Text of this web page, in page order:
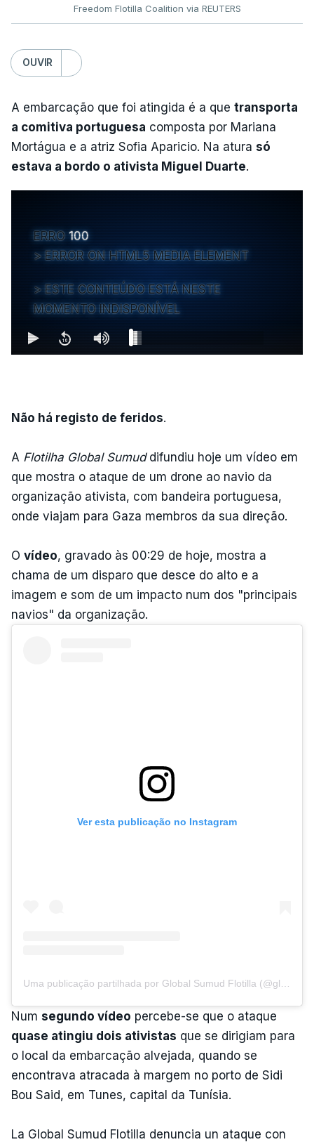
Freedom Flotilla Coalition via REUTERS
OUVIR
A embarcação que foi atingida é a que transporta
a comitiva portuguesa composta por Mariana
Mortágua e a atriz Sofia Aparicio. Na atura só
estava a bordo o ativista Miguel Duarte.
ERRO 100
ERROR ON HTML5 MEDIA ELEMENT
ESTE CONTEÚDO ESTÁ NESTE
MOMENTO INDISPONÍVEL
Não há registo de feridos.
A Flotilha Global Sumuddifundiu hoje um vídeo em
que mostra o ataque de um drone ao navio da
organização ativista, com bandeira portuguesa,
onde viajam para Gaza membros da sua direção.
O vídeo, gravado às 00:29 de hoje, mostra a
chama de um disparo que desce do alto e a
imagem e som de um impacto num dos "principais
navios" da organização.
Ver esta publicação no Instagram
Num segundo vídeo percebe-se que o ataque
quase atingiu dois ativistas que se dirigiam para
o local da embarcação alvejada, quando se
encontrava atracada à margem no porto de Sidi
Bou Said, em Tunes, capital da Tunísia.
La Global Sumud Flotilla denuncia un ataque con